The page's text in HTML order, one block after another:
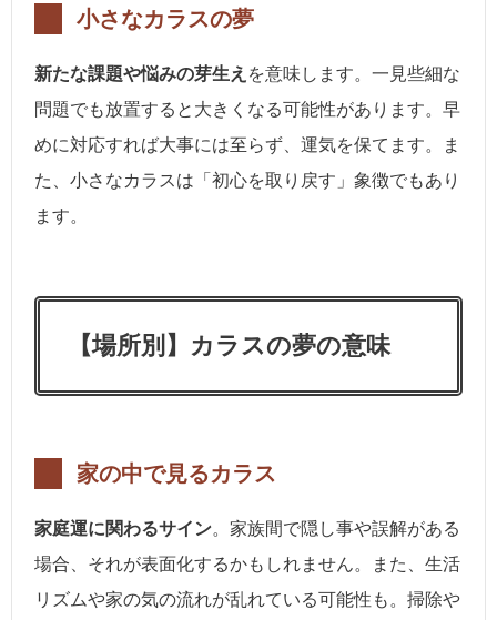
小さなカラスの夢
新たな課題や悩みの芽生え を意味します。一見些細な
問題でも放置すると大きくなる可能性があります。早
めに対応すれば大事には至らず、運気を保てます。ま
た、小さなカラスは「初心を取り戻す」象徴でもあり
ます。
【場所別】カラスの夢の意味
家の中で見るカラス
家庭運に関わるサイン。家族間で隠し事や誤解がある
場合、それが表面化するかもしれません。また、生活
リズムや家の気の流れが乱れている可能性も。掃除や